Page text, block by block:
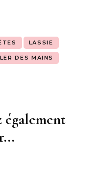
LASSIE
DES MAINS
également